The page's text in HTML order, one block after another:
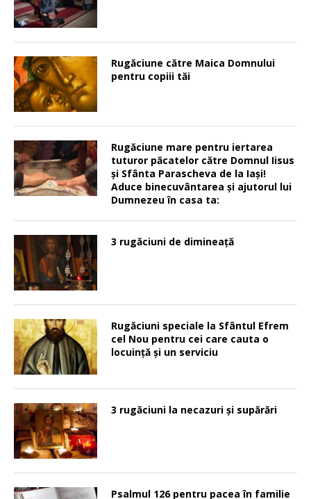
Rugăciune către Maica Domnului
pentru copiii tăi
Rugăciune mare pentru iertarea
tuturor păcatelor către Domnul Iisus
şi Sfânta Parascheva de la Iaşi!
Aduce binecuvântarea şi ajutorul lui
Dumnezeu în casa ta:
3 rugăciuni de dimineață
Rugăciuni speciale la Sfântul Efrem
cel Nou pentru cei care cauta o
locuinţă şi un serviciu
3 rugăciuni la necazuri și supărări
Psalmul 126 pentru pacea în familie